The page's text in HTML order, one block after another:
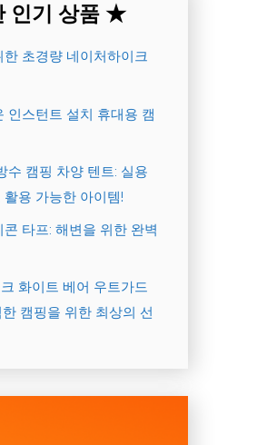
인기 상품 ★
초경량 네이처하이크
인스턴트 설치 휴대용 캠
수 캠핑 차양 텐트: 실용
용 가능한 아이템!
타프: 해변을 위한 완벽
화이트 베어 우트가드
캠핑을 위한 최상의 선